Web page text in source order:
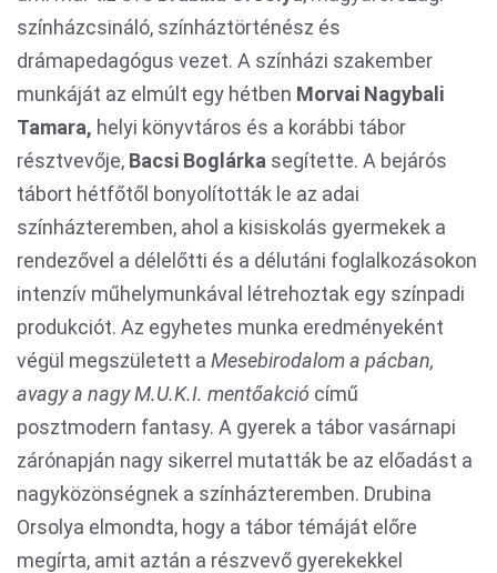
színházcsináló, színháztörténész és
drámapedagógus vezet. A színházi szakember
munkáját az elmúlt egy hétben Morvai Nagybali
Tamara, helyi könyvtáros és a korábbi tábor
résztvevője, Bacsi Boglárka segítette. A bejárós
tábort hétfőtől bonyolították le az adai
színházteremben, ahol a kisiskolás gyermekek a
rendezővel a délelőtti és a délutáni foglalkozásokon
intenzív műhelymunkával létrehoztak egy színpadi
produkciót. Az egyhetes munka eredményeként
végül megszületett a Mesebirodalom a pácban,
avagy a nagy M.U.K.I. mentőakció című
posztmodern fantasy. A gyerek a tábor vasárnapi
zárónapján nagy sikerrel mutatták be az előadást a
nagyközönségnek a színházteremben. Drubina
Orsolya elmondta, hogy a tábor témáját előre
megírta, amit aztán a részvevő gyerekekkel